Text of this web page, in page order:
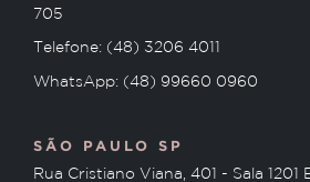
705
Telefone: (48) 3206 4011
WhatsApp: (48) 99660 0960
SÃO PAULO SP
Rua Cristiano Viana, 401 - Sala 1201